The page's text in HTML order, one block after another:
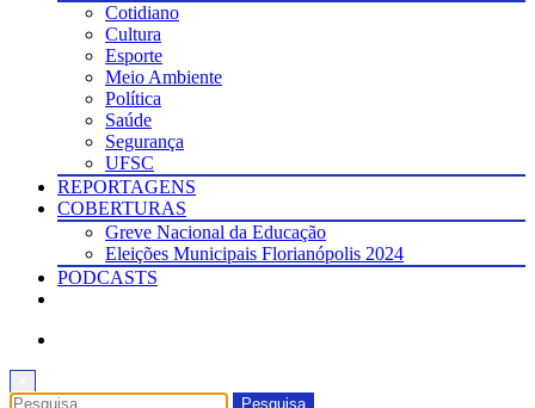
Cotidiano
Cultura
Esporte
Meio Ambiente
Política
Saúde
Segurança
UFSC
REPORTAGENS
COBERTURAS
Greve Nacional da Educação
Eleições Municipais Florianópolis 2024
PODCASTS